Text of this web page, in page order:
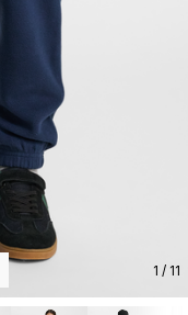
1 / 11